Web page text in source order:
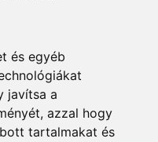
és egyéb
javítsa a
azzal hogy
tartalmakat és
visszaküldheti vagy
ot
egy fát! Bővebben